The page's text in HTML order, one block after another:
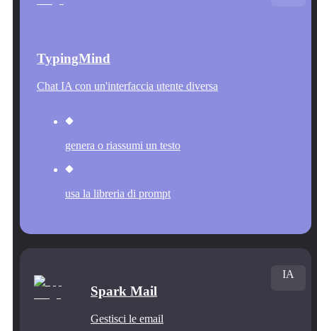
TypingMind
Chat IA con un'interfaccia utente diversa
genera o riassumi un testo
usa la libreria di prompt
Spark Mail
Gestisci le email
IA